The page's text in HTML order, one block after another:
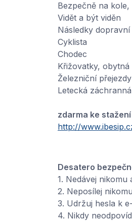
Bezpečně na
Vidět a být viděn
Následky
Cyklista
Chodec
Křižovatky, obytná
Železniční přejezdy
Letecká
zdarma ke stažení
http://
Desatero
1. Nedávej
2. Neposílej
3. Udržuj hesla k
4. Nikdy